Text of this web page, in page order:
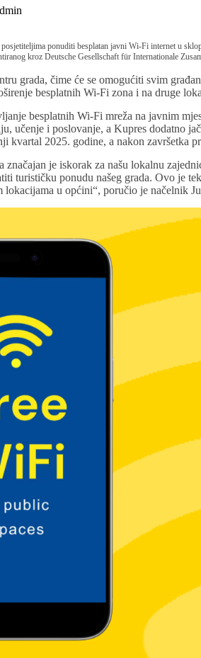
ponuditi besplatan javni Wi-Fi internet u
kroz Deutsche Gesellschaft für Internationale
grada, čime će se omogućiti svim
besplatnih Wi-Fi zona i na druge
besplatnih Wi-Fi mreža na javnim
učenje i poslovanje, a Kupres dodatno
kvartal 2025. godine, a nakon završetka
značajan je iskorak za našu lokalnu
turističku ponudu našeg grada. Ovo je
lokacijama u općini“, poručio je načelnik